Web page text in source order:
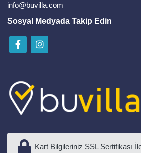
info@buvilla.com
Sosyal Medyada Takip Edin
Kart Bilgileriniz SSL Sertifikası